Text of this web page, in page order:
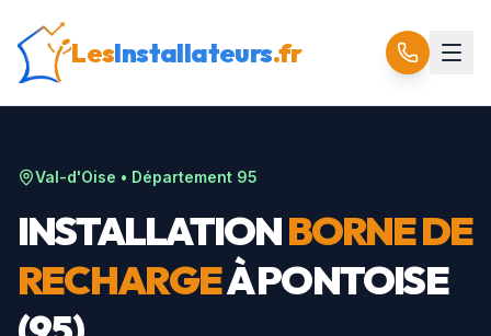
LesInstallateurs.fr
Val-d'Oise • Département 95
INSTALLATIONBORNE DE
RECHARGEÀPONTOISE